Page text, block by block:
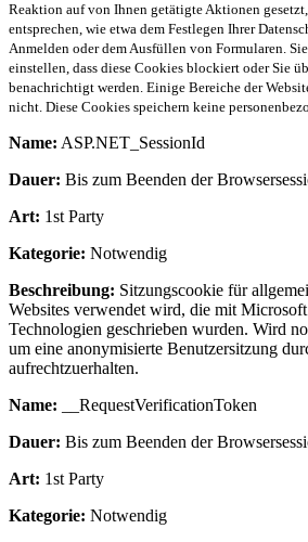
Reaktion auf von Ihnen getätigte Aktionen
entsprechen, wie etwa dem Festlegen Ihrer
Anmelden oder dem Ausfüllen von Formularen.
einstellen, dass diese Cookies blockiert oder Sie
benachrichtigt werden. Einige Bereiche der
nicht. Diese Cookies speichern keine
Name: ASP.NET_SessionId
Dauer: Bis zum Beenden der
Art: 1st Party
Kategorie: Notwendig
Beschreibung: Sitzungscookie für
Websites verwendet wird, die mit
Technologien geschrieben wurden. Wird
um eine anonymisierte Benutzersitzung
aufrechtzuerhalten.
Name: __RequestVerificationToken
Dauer: Bis zum Beenden der
Art: 1st Party
Kategorie: Notwendig